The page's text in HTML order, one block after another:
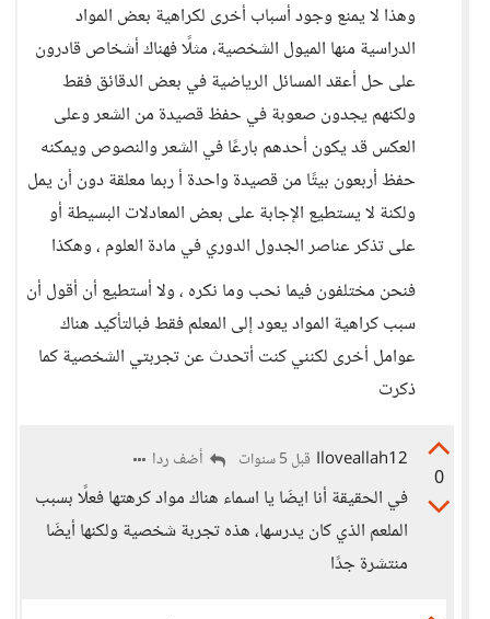
وهذا لا يمنع وجود أسباب أخرى لكراهية بعض المواد
الدراسية منها الميول الشخصية، مثلًا فهناك أشخاص قادرون
على حل أعقد المسائل الرياضية في بعض الدقائق فقط
ولكنهم يجدون صعوبة في حفظ قصيدة من الشعر وعلى
العكس قد يكون أحدهم بارعًا في الشعر والنصوص ويمكنه
حفظ أربعون بيتًا من قصيدة واحدة أ ربما معلقة دون أن يمل
ولكنة لا يستطيع الإجابة على بعض المعادلات البسيطة أو
على تذكر عناصر الجدول الدوري في مادة العلوم ، وهكذا
فنحن مختلفون فيما نحب وما نكره ، ولا أستطيع أن أقول أن
سبب كراهية المواد يعود إلى المعلم فقط فبالتأكيد هناك
عوامل أخرى لكنني كنت أتحدث عن تجربتي الشخصية كما
ذكرت
0
Iloveallah12 قبل 5 سنوات أضف ردا
في الحقيقة أنا ايضَا يا اسماء هناك مواد كرهتها فعلًا بسبب
الملعم الذي كان يدرسها، هذه تجربة شخصية ولكنها أيضَا
منتشرة جدًا